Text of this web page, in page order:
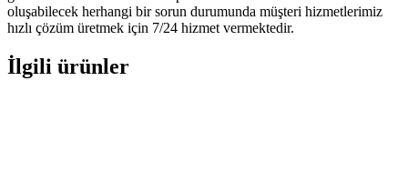
oluşabilecek herhangi bir sorun durumunda müşteri hizmetlerimiz
hızlı çözüm üretmek için 7/24 hizmet vermektedir.
İlgili ürünler